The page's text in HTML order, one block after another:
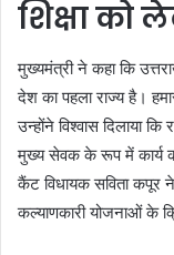
शिक्षा को
मुख्यमंत्री ने कहा कि
देश का पहला राज्य है।
उन्होंने विश्वास दिलाया
मुख्य सेवक के रूप में कार्य
कैंट विधायक सविता कपूर
कल्याणकारी योजनाओं के